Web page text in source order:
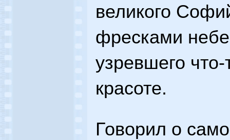
великого
фресками
узревшего
красоте.
Говорил о